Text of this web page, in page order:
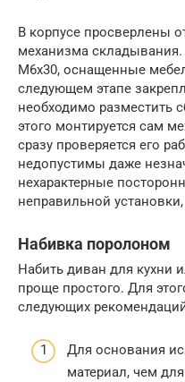
В корпусе просверлены
механизма
М6х30, оснащенные
следующем этапе
необходимо разместить
этого монтируется сам
сразу проверяется его
недопустимы даже
нехарактерные
неправильной
Набивка поролоном
Набить диван для кухни
проще простого. Для
следующих
Для основания
материал, чем